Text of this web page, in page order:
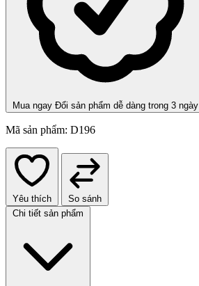
Mua ngay Đổi sản phẩm dễ dàng trong 3 ngày
Mã sản phẩm: D196
Yêu thích
So sánh
Chi tiết sản phẩm